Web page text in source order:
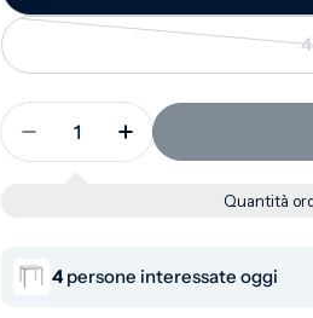
Quantità
Diminuisci la quantità per
Aumenta la
Quantità
4 persone interessate oggi